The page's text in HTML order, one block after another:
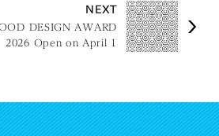
NEXT
DESIGN AWARD
2026 Open on April 1